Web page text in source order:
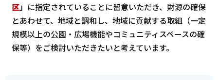
区」に指定されていることに留意いただき、財源の確保
とあわせて、地域と調和し、地域に貢献する取組（一定
規模以上の公園・広場機能やコミュニティスペースの確
保等）をご検討いただきたいと考えています。